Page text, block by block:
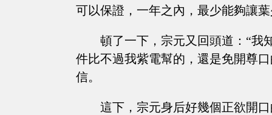
可以保證，一年之內，最少能夠讓
頓了一下，宗元又回頭道：“我
件比不過我紫電幫的，還是免開尊
信。
這下，宗元身后好幾個正欲開